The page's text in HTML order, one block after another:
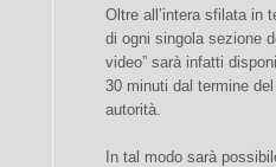
Oltre all’intera sfilata in
di ogni singola sezione
video” sarà infatti
30 minuti dal termine
autorità.
In tal modo sarà